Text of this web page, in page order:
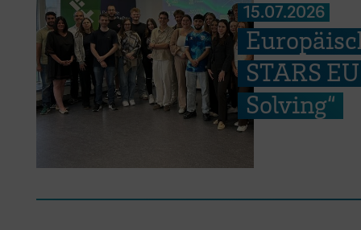
15.07.2026
STARS
Solving“